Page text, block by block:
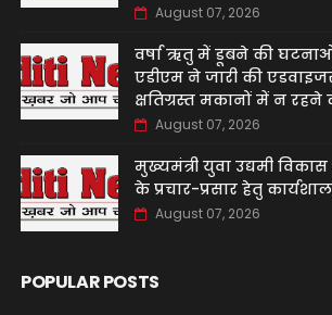
August 07, 2026
वर्षा ऋतु में डूबने की
एडीएम ने जारी की
क्षतिग्रस्त मकानों में न रहने
August 07, 2026
मुख्यमंत्री युवा उद्यमी
के प्रचार-प्रसार हेतु
August 07, 2026
POPULAR POSTS